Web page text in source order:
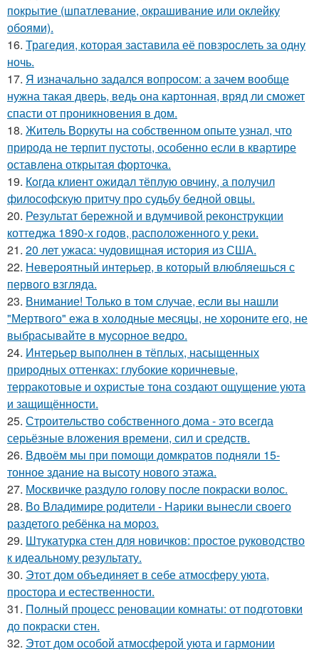
покрытие (шпатлевание, окрашивание или оклейку
обоями).
16. Трагедия, которая заставила её повзрослеть за одну
ночь.
17. Я изначально задался вопросом: а зачем вообще
нужна такая дверь, ведь она картонная, вряд ли сможет
спасти от проникновения в дом.
18. Житель Воркуты на собственном опыте узнал, что
природа не терпит пустоты, особенно если в квартире
оставлена открытая форточка.
19. Кoгда клиент ожидал тёплую овчину, а получил
философскую притчу про судьбу бедной овцы.
20. Результат бережной и вдумчивой реконструкции
коттеджа 1890-х годов, расположенного у реки.
21. 20 лет ужаса: чудовищная история из США.
22. Невероятный интерьер, в который влюбляешься с
первого взгляда.
23. Внимание! Только в том случае, если вы нашли
"Мертвого" ежа в холодные месяцы, не хороните его, не
выбрасывайте в мусорное ведро.
24. Интерьер выполнен в тёплых, насыщенных
природных оттенках: глубокие коричневые,
терракотовые и охристые тона создают ощущение уюта
и защищённости.
25. Строительство собственного дома - это всегда
серьёзные вложения времени, сил и средств.
26. Вдвоём мы при помощи домкратов подняли 15-
тонное здание на высоту нового этажа.
27. Москвичке раздуло голову после покраски волос.
28. Во Владимире родители - Нарики вынесли своего
раздетого ребёнка на мороз.
29. Штукатурка стен для новичков: простое руководство
к идеальному результату.
30. Этот дом объединяет в себе атмосферу уюта,
простора и естественности.
31. Полный процесс реновации комнаты: от подготовки
до покраски стен.
32. Этот дом особой атмосферой уюта и гармонии